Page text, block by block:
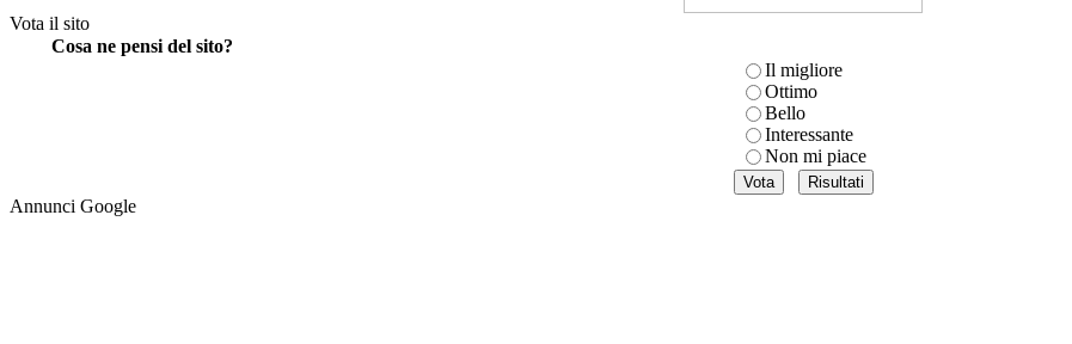
Vota il sito
Cosa ne pensi del sito?
Il migliore
Ottimo
Bello
Interessante
Non mi piace
Annunci Google